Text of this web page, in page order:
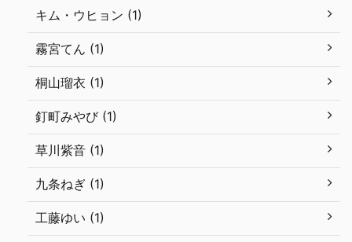
キム・ウヒョン (1)
霧宮てん (1)
桐山瑠衣 (1)
釘町みやび (1)
草川紫音 (1)
九条ねぎ (1)
工藤ゆい (1)